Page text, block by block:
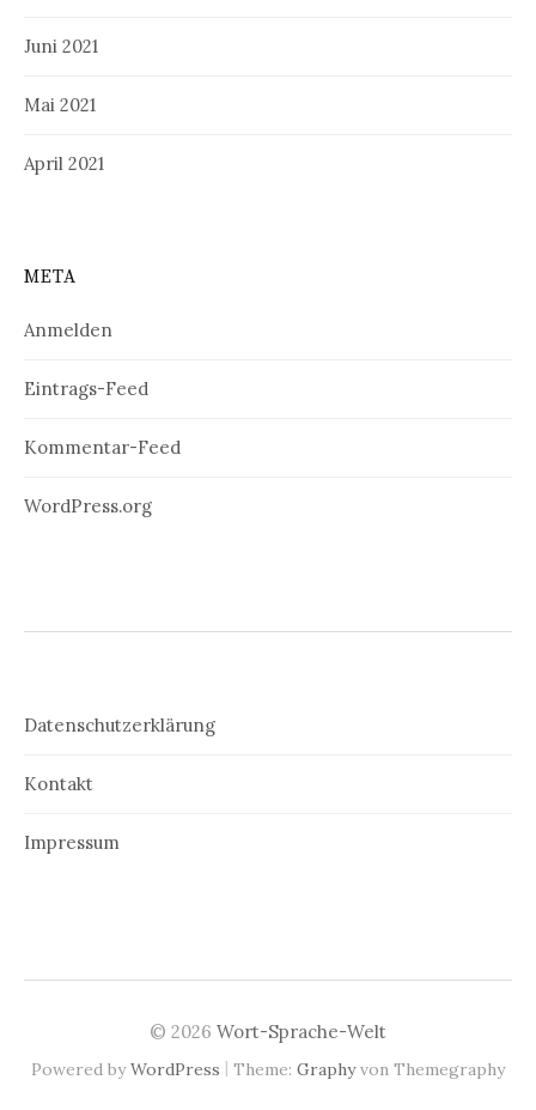
Juni 2021
Mai 2021
April 2021
META
Anmelden
Eintrags-Feed
Kommentar-Feed
WordPress.org
Datenschutzerklärung
Kontakt
Impressum
© 2026 Wort-Sprache-Welt
Powered byWordPress | Theme: Graphyvon Themegraphy